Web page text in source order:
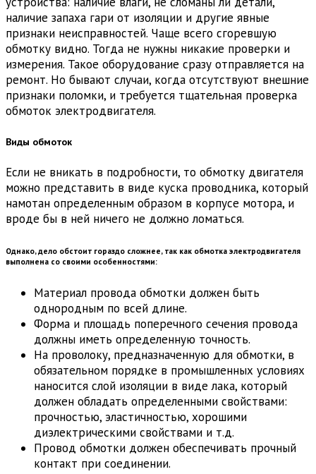
наличие запаха гари от изоляции и другие явные
признаки неисправностей. Чаще всего сгоревшую
обмотку видно. Тогда не нужны никакие проверки и
измерения. Такое оборудование сразу отправляется на
ремонт. Но бывают случаи, когда отсутствуют внешние
признаки поломки, и требуется тщательная проверка
обмоток электродвигателя.
Виды обмоток
Если не вникать в подробности, то обмотку двигателя
можно представить в виде куска проводника, который
намотан определенным образом в корпусе мотора, и
вроде бы в ней ничего не должно ломаться.
Однако, дело обстоит гораздо сложнее, так как обмотка электродвигателя
выполнена со своими особенностями:
Материал провода обмотки должен быть
однородным по всей длине.
Форма и площадь поперечного сечения провода
должны иметь определенную точность.
На проволоку, предназначенную для обмотки, в
обязательном порядке в промышленных условиях
наносится слой изоляции в виде лака, который
должен обладать определенными свойствами:
прочностью, эластичностью, хорошими
диэлектрическими свойствами и т.д.
Провод обмотки должен обеспечивать прочный
контакт при соединении.